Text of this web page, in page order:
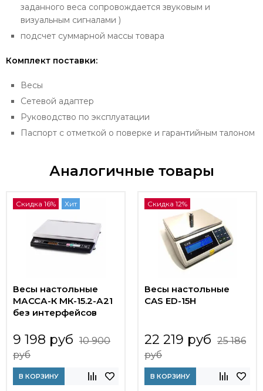
заданного веса сопровождается звуковым и
визуальным сигналами )
подсчет суммарной массы товара
Комплект поставки:
Весы
Сетевой адаптер
Руководство по эксплуатации
Паспорт с отметкой о поверке и гарантийным талоном
Аналогичные товары
Скидка 16% Хит
Весы настольные
МАССА-К МК-15.2-А21
без интерфейсов
9 198 руб 10 900
руб
В КОРЗИНУ
Скидка 12%
Весы настольные
CAS ED-15H
22 219 руб 25 186
руб
В КОРЗИНУ